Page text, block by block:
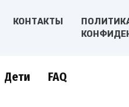
КОНТАКТЫ
Дети FAQ